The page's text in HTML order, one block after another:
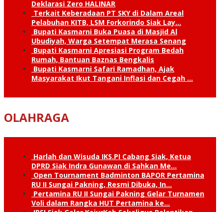
Deklarasi Zero HALINAR
Terkait Keberadaan PT SKY di Dalam Areal
Pelabuhan KITB, LSM Forkorindo Siak Lay…
Bupati Kasmarni Buka Puasa di Masjid Al
Ubudiyah, Warga Setempat Merasa Senang
Bupati Kasmarni Apresiasi Program Bedah
Rumah, Bantuan Baznas Bengkalis
Bupati Kasmarni Safari Ramadhan, Ajak
Masyarakat Ikut Tangani Inflasi dan Cegah …
OLAHRAGA
Harlah dan Wisuda IKS.PI Cabang Siak, Ketua
DPRD Siak Indra Gunawan di Sahkan Me…
Open Tournament Badminton BAPOR Pertamina
RU II Sungai Pakning, Resmi Dibuka, In…
Pertamina RU II Sungai Pakning Gelar Turnamen
Voli dalam Rangka HUT Pertamina ke…